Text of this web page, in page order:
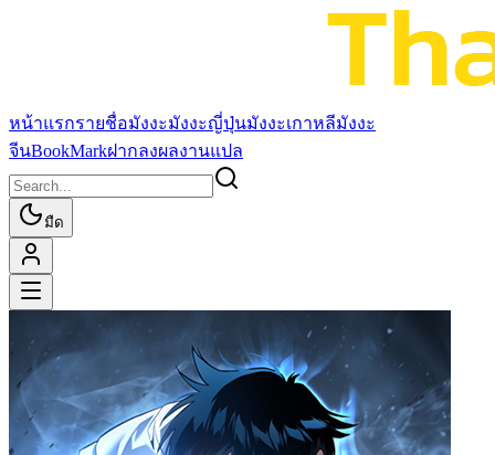
หน้าแรกรายชื่อมังงะมังงะญี่ปุ่นมังงะเกาหลีมังงะ
จีนBookMarkฝากลงผลงานแปล
มืด